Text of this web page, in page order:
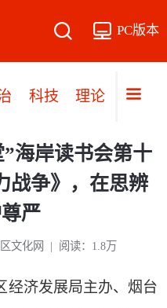
PC版本
科技 理论 党建
海岸读书会第十
战争》，在思辨
严
文化网 | 阅读：1.8万
经济发展局主办、烟台